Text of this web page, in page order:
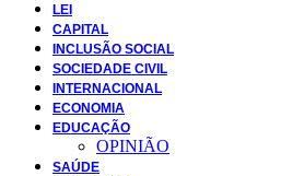
LEI
CAPITAL
INCLUSÃO SOCIAL
SOCIEDADE CIVIL
INTERNACIONAL
ECONOMIA
EDUCAÇÃO
OPINIÃO
SAÚDE